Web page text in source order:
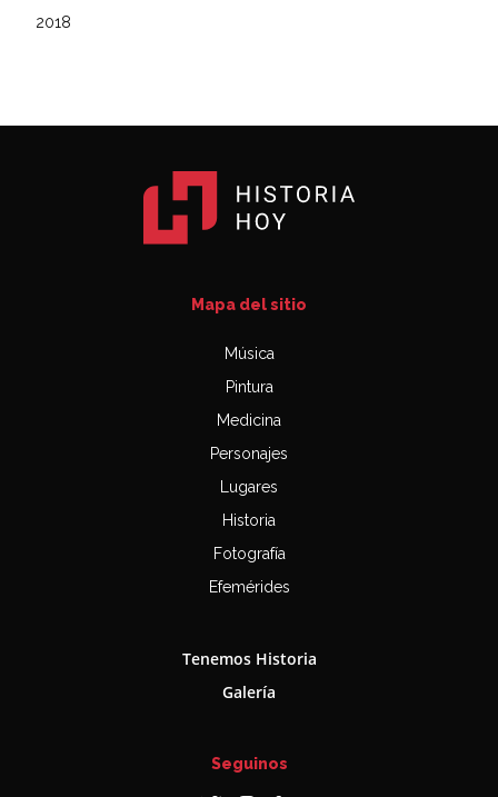
2018
Mapa del sitio
Música
Pintura
Medicina
Personajes
Lugares
Historia
Fotografía
Efemérides
Tenemos Historia
Galería
Seguinos